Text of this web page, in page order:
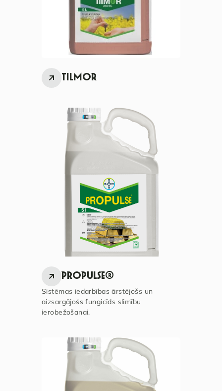
TILMOR
PROPULSE®
Sistēmas iedarbības ārstējošs un
aizsargājošs fungicīds slimību
ierobežošanai.